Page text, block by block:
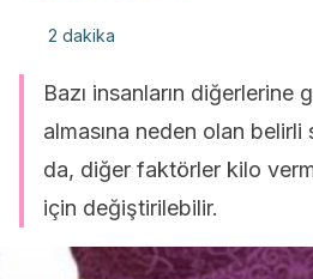
2 dakika
Bazı insanların diğerlerine
almasına neden olan
da, diğer faktörler kilo
için değiştirilebilir.